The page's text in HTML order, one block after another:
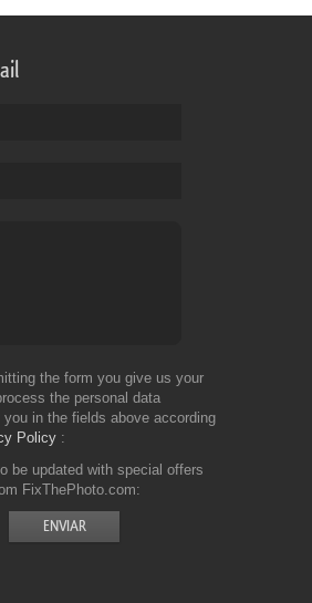
the form you give us your
the personal data
in the fields above according
Policy
be updated with special offers
FixThePhoto.com